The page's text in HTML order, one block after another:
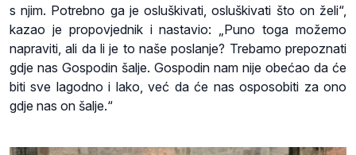
s njim. Potrebno ga je osluškivati, osluškivati što on želi“,
kazao je propovjednik i nastavio: „Puno toga možemo
napraviti, ali da li je to naše poslanje? Trebamo prepoznati
gdje nas Gospodin šalje. Gospodin nam nije obećao da će
biti sve lagodno i lako, već da će nas osposobiti za ono
gdje nas on šalje.“